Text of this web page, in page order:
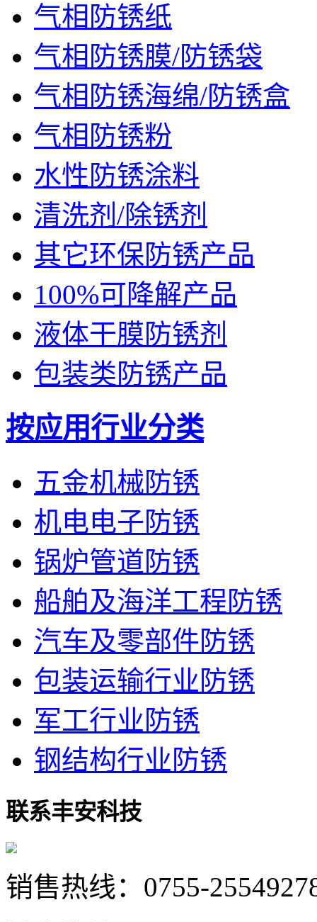
气相防锈纸
气相防锈膜/防锈袋
气相防锈海绵/防锈盒
气相防锈粉
水性防锈涂料
清洗剂/除锈剂
其它环保防锈产品
100%可降解产品
液体干膜防锈剂
包装类防锈产品
按应用行业分类
五金机械防锈
机电电子防锈
锅炉管道防锈
船舶及海洋工程防锈
汽车及零部件防锈
包装运输行业防锈
军工行业防锈
钢结构行业防锈
联系丰安科技
销售热线： 0755-